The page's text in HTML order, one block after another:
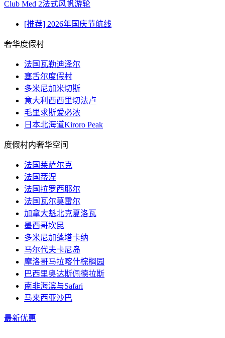
Club Med 2法式风帆游轮
[推荐] 2026年国庆节航线
奢华度假村
法国瓦勒迪泽尔
塞舌尔度假村
多米尼加米切斯
意大利西西里切法卢
毛里求斯爱必浓
日本北海道Kiroro Peak
度假村内奢华空间
法国莱萨尔克
法国蒂涅
法国拉罗西耶尔
法国瓦尔莫雷尔
加拿大魁北克夏洛瓦
墨西哥坎昆
多米尼加蓬塔卡纳
马尔代夫卡尼岛
摩洛哥马拉喀什棕榈园
巴西里奥达斯佩德拉斯
南非海滨与Safari
马来西亚沙巴
最新优惠